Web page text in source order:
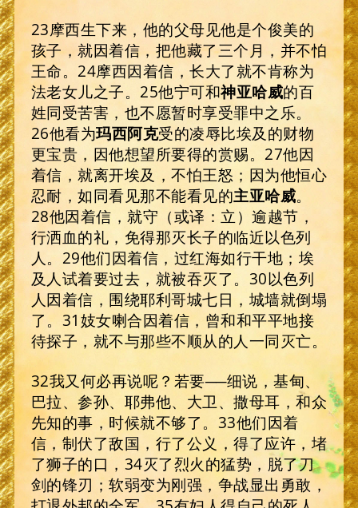
23摩西生下来，他的父母见他是个俊美的
孩子，就因着信，把他藏了三个月，并不怕
王命。24摩西因着信，长大了就不肯称为
法老女儿之子。25他宁可和神亚哈威的百
姓同受苦害，也不愿暂时享受罪中之乐。
26他看为玛西阿克受的凌辱比埃及的财物
更宝贵，因他想望所要得的赏赐。27他因
着信，就离开埃及，不怕王怒；因为他恒心
忍耐，如同看见那不能看见的主亚哈威。
28他因着信，就守（或译：立）逾越节，
行洒血的礼，免得那灭长子的临近以色列
人。29他们因着信，过红海如行干地；埃
及人试着要过去，就被吞灭了。30以色列
人因着信，围绕耶利哥城七日，城墙就倒塌
了。31妓女喇合因着信，曾和和平平地接
待探子，就不与那些不顺从的人一同灭亡。
32我又何必再说呢？若要──细说，基甸、
巴拉、参孙、耶弗他、大卫、撒母耳，和众
先知的事，时候就不够了。33他们因着
信，制伏了敌国，行了公义，得了应许，堵
了狮子的口，34灭了烈火的猛势，脱了刀
剑的锋刃；软弱变为刚强，争战显出勇敢，